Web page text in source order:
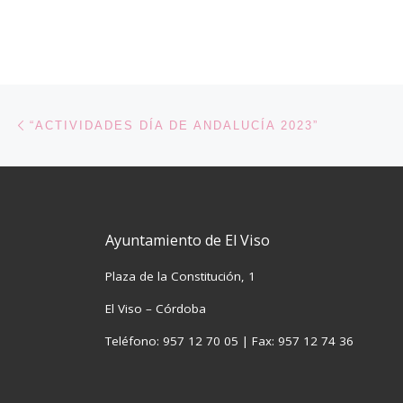
Navegación de entradas
“ACTIVIDADES DÍA DE ANDALUCÍA 2023”
Ayuntamiento de El Viso
Plaza de la Constitución, 1
El Viso – Córdoba
Teléfono: 957 12 70 05 | Fax: 957 12 74 36